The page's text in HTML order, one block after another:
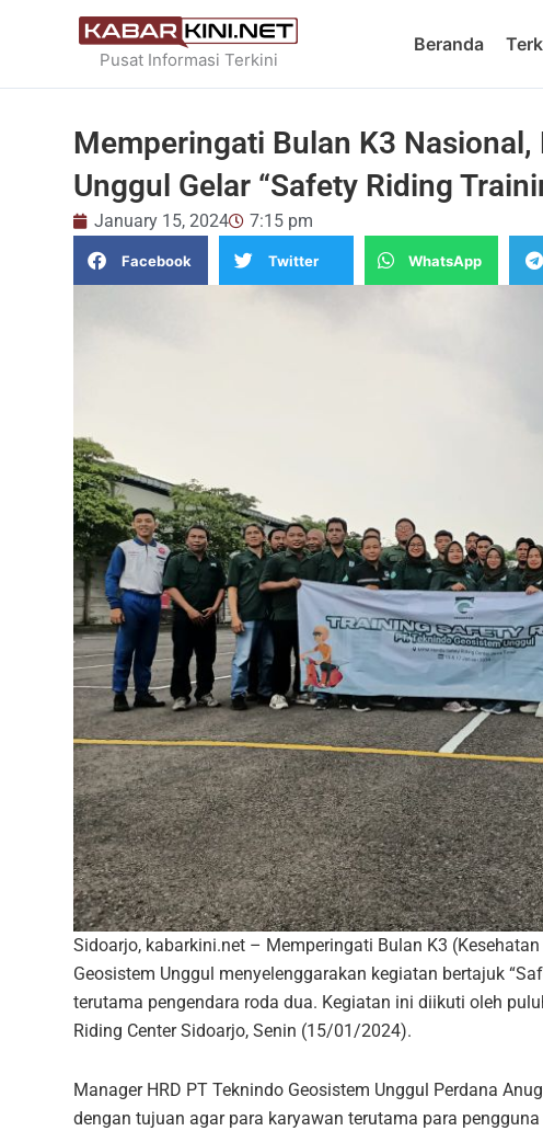
Pusat Informasi Terkini
Beranda
Memperingati Bulan K3 Nasional,
Unggul Gelar “Safety Riding
January 15, 2024 7:15 pm
Facebook Twitter WhatsApp
Sidoarjo, kabarkini.net – Memperingati Bulan K3
Geosistem Unggul menyelenggarakan kegiatan bertajuk
terutama pengendara roda dua. Kegiatan ini diikuti oleh
Riding Center Sidoarjo, Senin (15/01/2024).
Manager HRD PT Teknindo Geosistem Unggul Perdana
dengan tujuan agar para karyawan terutama para